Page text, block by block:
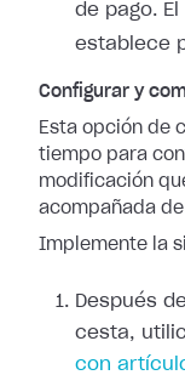
de pago.
establece
Configurar y
Esta opción de
tiempo para
modificación
acompañada
Implemente la
Después
cesta,
con